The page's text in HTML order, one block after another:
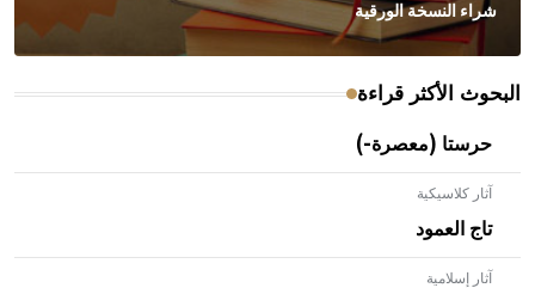
شراء النسخة الورقية
البحوث الأكثر قراءة
حرستا (معصرة-)
آثار كلاسيكية
تاج العمود
آثار إسلامية